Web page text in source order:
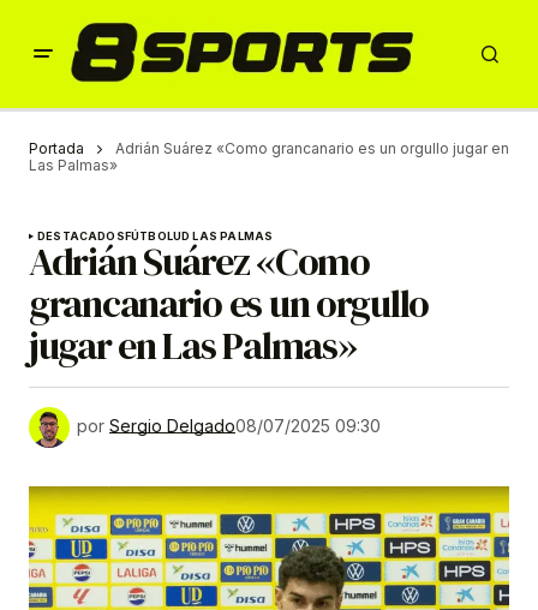
Portada
Adrián Suárez «Como grancanario es un orgullo jugar en
Las Palmas»
DESTACADOSFÚTBOLUD LAS PALMAS
Adrián Suárez «Como
grancanario es un orgullo
jugar en Las Palmas»
por Sergio Delgado08/07/2025 09:30